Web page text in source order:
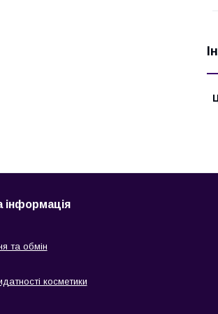
інформація
та обмін
косметики